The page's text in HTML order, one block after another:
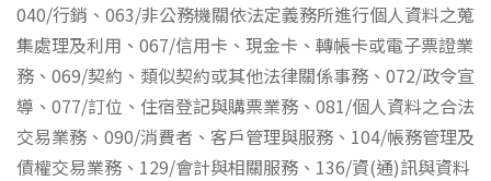
040/行銷、063/非公務機關依法定義務所進行個人資料之蒐
集處理及利用、067/信用卡、現金卡、轉帳卡或電子票證業
務、069/契約、類似契約或其他法律關係事務、072/政令宣
導、077/訂位、住宿登記與購票業務、081/個人資料之合法
交易業務、090/消費者、客戶管理與服務、104/帳務管理及
債權交易業務、129/會計與相關服務、136/資(通)訊與資料